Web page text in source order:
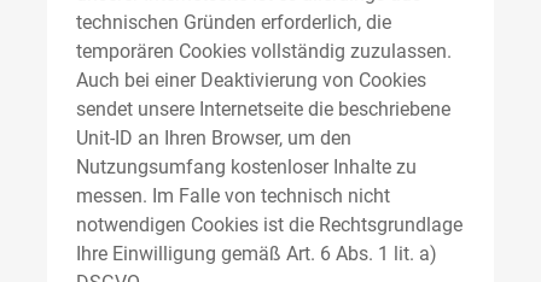
technischen Gründen erforderlich, die
temporären Cookies vollständig zuzulassen.
Auch bei einer Deaktivierung von Cookies
sendet unsere Internetseite die beschriebene
Unit-ID an Ihren Browser, um den
Nutzungsumfang kostenloser Inhalte zu
messen. Im Falle von technisch nicht
notwendigen Cookies ist die Rechtsgrundlage
Ihre Einwilligung gemäß Art. 6 Abs. 1 lit. a)